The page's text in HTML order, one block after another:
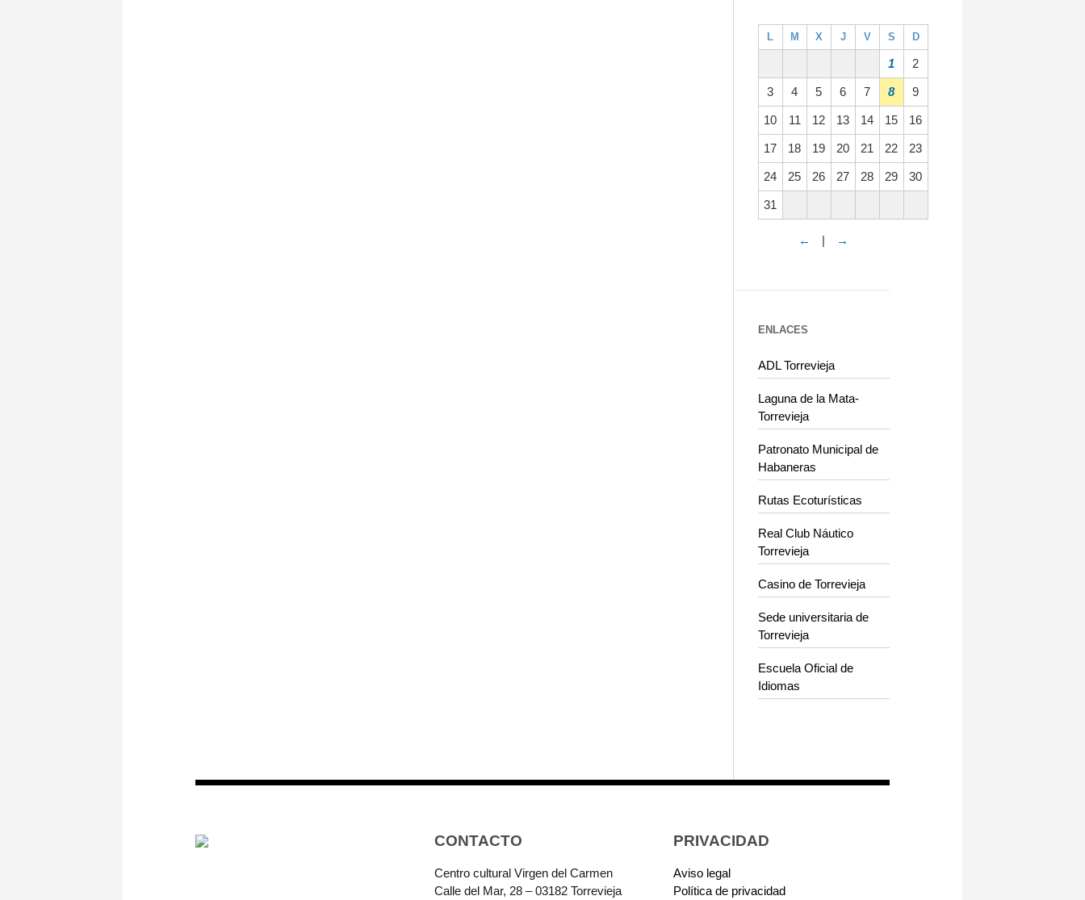
L M X J V S D
1 2
3 4 5 6 7 8 9
10 11 12 13 14 15 16
17 18 19 20 21 22 23
24 25 26 27 28 29 30
31
← | →
ENLACES
ADL Torrevieja
Laguna de la Mata-
Torrevieja
Patronato Municipal de
Habaneras
Rutas Ecoturísticas
Real Club Náutico
Torrevieja
Casino de Torrevieja
Sede universitaria de
Torrevieja
Escuela Oficial de
Idiomas
CONTACTO
Centro cultural Virgen del Carmen
Calle del Mar, 28 – 03182 Torrevieja
PRIVACIDAD
Aviso legal
Política de privacidad